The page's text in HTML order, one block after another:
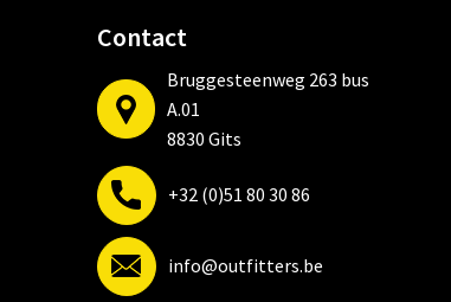
Contact
Bruggesteenweg 263 bus
A.01
8830 Gits
+32 (0)51 80 30 86
info@outfitters.be